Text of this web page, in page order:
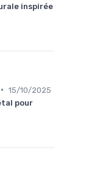
inspirée
• 15/10/2025
pour